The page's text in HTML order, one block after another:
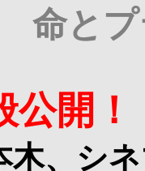
イ
公開！
木、シ